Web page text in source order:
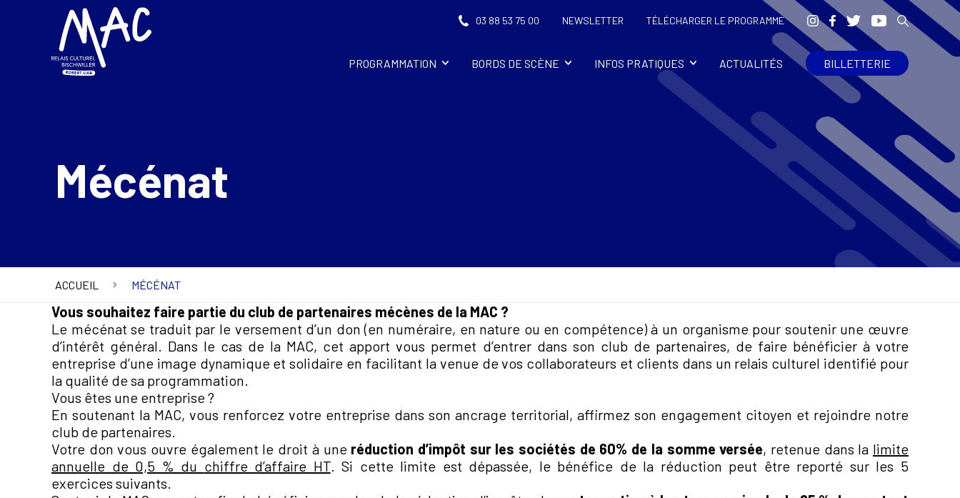
03 88 53 75 00 NEWSLETTER TÉLÉCHARGER LE PROGRAMME
PROGRAMMATION BORDS DE SCÈNE INFOS PRATIQUES ACTUALITÉS BILLETTERIE
Mécénat
ACCUEIL MÉCÉNAT
Vous souhaitez faire partie du club de partenaires mécènes de la MAC ?
Le mécénat se traduit par le versement d’un don (en numéraire, en nature ou en compétence) à un organisme pour soutenir une œuvre
d’intérêt général. Dans le cas de la MAC, cet apport vous permet d’entrer dans son club de partenaires, de faire bénéficier à votre
entreprise d’une image dynamique et solidaire en facilitant la venue de vos collaborateurs et clients dans un relais culturel identifié pour
la qualité de sa programmation.
Vous êtes une entreprise ?
En soutenant la MAC, vous renforcez votre entreprise dans son ancrage territorial, affirmez son engagement citoyen et rejoindre notre
club de partenaires.
Votre don vous ouvre également le droit à une réduction d’impôt sur les sociétés de 60% de la somme versée, retenue dans la limite
annuelle de 0,5 % du chiffre d’affaire HT. Si cette limite est dépassée, le bénéfice de la réduction peut être reporté sur les 5
exercices suivants.